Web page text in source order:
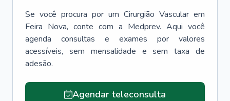
Se você procura por um Cirurgião Vascular em
Feira Nova, conte com a Medprev. Aqui você
agenda consultas e exames por valores
acessíveis, sem mensalidade e sem taxa de
adesão.
Agendar teleconsulta